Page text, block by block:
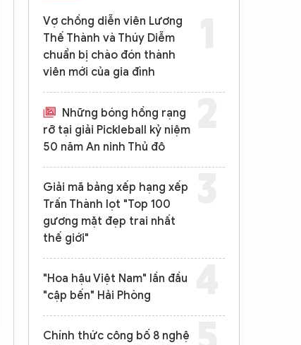
Vợ chồng diễn viên Lương
Thế Thành và Thúy Diễm
chuẩn bị chào đón thành
viên mới của gia đình
Những bóng hồng rạng
rỡ tại giải Pickleball kỷ niệm
50 năm An ninh Thủ đô
Giải mã bảng xếp hạng xếp
Trấn Thành lọt "Top 100
gương mặt đẹp trai nhất
thế giới"
"Hoa hậu Việt Nam" lần đầu
"cập bến" Hải Phòng
Chính thức công bố 8 nghệ